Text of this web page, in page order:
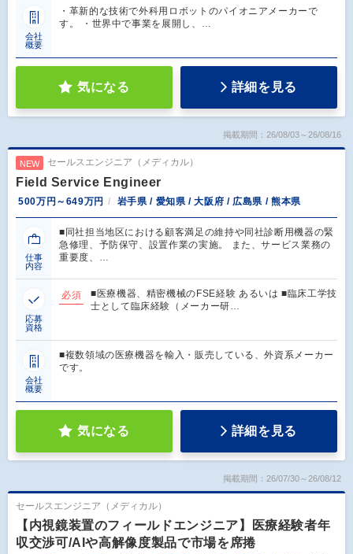
会社
概要
・革新的な技術で外科用ロボットのパイオニアメーカーで
す。 ・世界中で事業を展開し、…
気になる 詳細を見る
掲載期間：26/08/03～26/08/16
NEW セールスエンジニア（メディカル）
Field Service Engineer
500万円～649万円 岩手県 / 愛知県 / 大阪府 / 広島県 / 熊本県
仕事
内容
■同社担当地区における顧客満足の維持や同社診断用機器の緊
急修理、予防保守、設置作業の実施。 また、サービス業務の
重要度、…
応募
資格
必須
■医療機器、精密機械のFSE経験 あるいは ■臨床工学技
士として臨床経験（メーカー研…
会社
概要
■複数領域の医療機器を輸入・販売している、外資系メーカー
です。
気になる 詳細を見る
掲載期間：26/07/30～26/08/12
セールスエンジニア（メディカル）
【内視鏡装置のフィールドエンジニア】医療経験者年
収交渉可/AIや高解像度製品で市場を席捲